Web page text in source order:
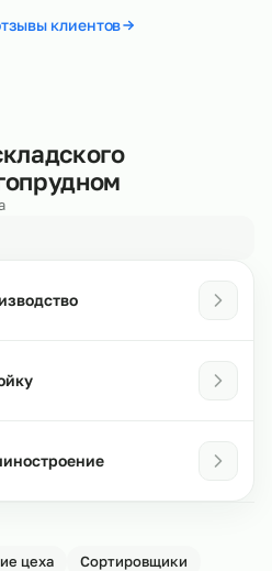
клиентов
цеха
Сортировщики